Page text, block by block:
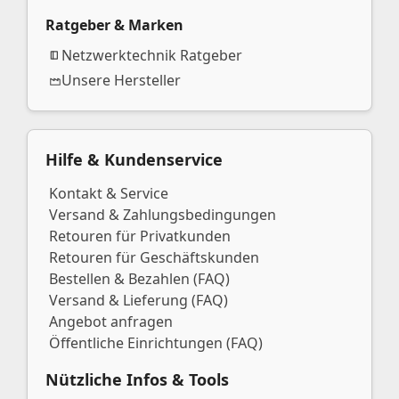
Ratgeber & Marken
Netzwerktechnik Ratgeber
Unsere Hersteller
Hilfe & Kundenservice
Kontakt & Service
Versand & Zahlungsbedingungen
Retouren für Privatkunden
Retouren für Geschäftskunden
Bestellen & Bezahlen (FAQ)
Versand & Lieferung (FAQ)
Angebot anfragen
Öffentliche Einrichtungen (FAQ)
Nützliche Infos & Tools